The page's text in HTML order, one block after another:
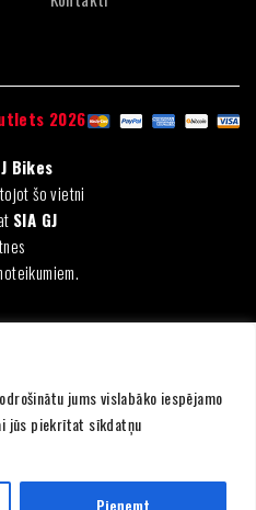
jums vislabāko iespējamo
jūs piekrītat sīkdatņu
Pieņemt
2026
Bikes
šo vietni
SIA GJ